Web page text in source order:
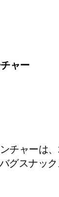
ャー
チャーは
グスナッ